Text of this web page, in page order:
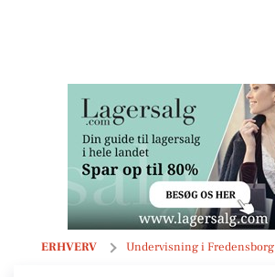
ERHVERV Undervisning i Fredensborg
22brownstreet